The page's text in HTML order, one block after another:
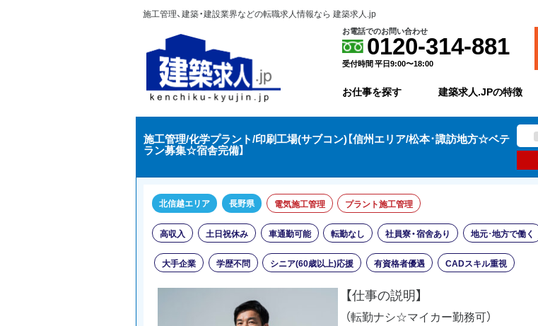
施工管理、建築・建設業界などの転職求人情報なら 建築求人.jp
お電話でのお問い合わせ
0120-314-881
受付時間 平日9:00〜18:00
お仕事を探す 建築求人.JPの特徴
施工管理/化学プラント/印刷工場(サブコン)【信州エリア/松本･諏訪地方☆ベテ
ラン募集☆宿舎完備】
北信越エリア 長野県 電気施工管理 プラント施工管理
高収入 土日祝休み 車通勤可能 転勤なし 社員寮・宿舍あり 地元･地方で働く
大手企業 学歴不問 シニア(60歳以上)応援 有資格者優遇 CADスキル重視
【仕事の説明】
（転勤ナシ☆マイカー勤務可）